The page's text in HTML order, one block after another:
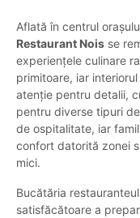
Aflată în centrul
Restaurant Nois se
experiențele culinare
primitoare, iar
atenție pentru detalii,
pentru diverse tipuri
de ospitalitate, iar
confort datorită zonei
mici.
Bucătăria
satisfăcătoare a